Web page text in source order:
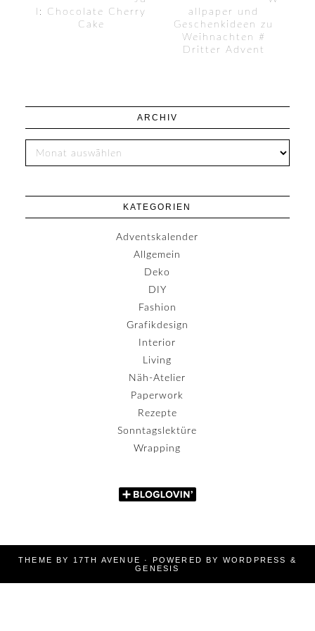
l: Chocolate Cherry
Cake
allpaper und
Geschenkideen zu
Weihnachten #
Dritter Advent
ARCHIV
KATEGORIEN
Adventskalender
Allgemein
Deko
DIY
Fashion
Grafikdesign
Interior
Living
Näh-Atelier
Paperwork
Rezepte
Sonntagslektüre
Wrapping
THEME BY 17TH AVENUE · POWERED BY WORDPRESS
&
GENESIS